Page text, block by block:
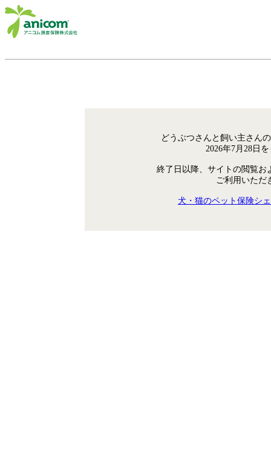
どうぶつさんと飼い主さん
2026年7月28日
終了日以降、サイトの閲覧お
ご利用いただ
犬・猫のペット保険シ